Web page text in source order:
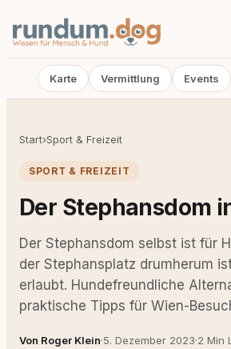
Karte Vermittlung Events
Start›Sport & Freizeit
SPORT & FREIZEIT
Der Stephansdom
Der Stephansdom selbst ist für
der Stephansplatz drumherum
erlaubt. Hundefreundliche
praktische Tipps für Wien-
Von Roger Klein·5. Dezember 2023·2 Min